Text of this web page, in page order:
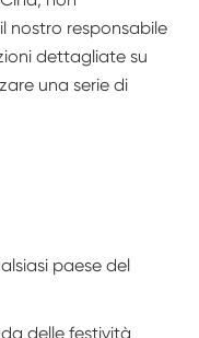
nostro responsabile
dettagliate su
una serie di
paese del
delle festività